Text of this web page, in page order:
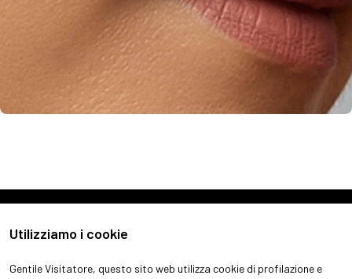
Utilizziamo i cookie
Gentile Visitatore, questo sito web utilizza cookie di profilazione e